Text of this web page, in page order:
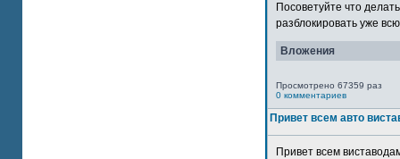
Посоветуйте что
разблокировать уже
Вложения
Просмотрено 67359 раз
0 комментариев
Привет всем авто
Привет всем